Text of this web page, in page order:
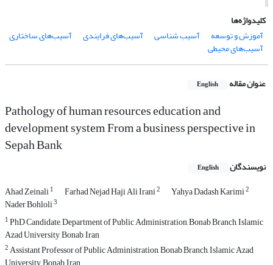
کلیدواژه‌ها
آموزش و توسعه
آسیب شناسی آسیب‌های فرایندی آسیب‌های ساختاری
آسیب‌های محیطی
عنوان مقاله English
Pathology of human resources education and
development system From a business perspective in
Sepah Bank
نویسندگان English
Ahad Zeinali1 Farhad Nejad Haji Ali Irani2 Yahya Dadash Karimi2
Nader Bohloli3
1PhD Candidate, Department of Public Administration, Bonab Branch, Islamic
Azad University, Bonab, Iran
2Assistant Professor of Public Administration, Bonab Branch, Islamic Azad